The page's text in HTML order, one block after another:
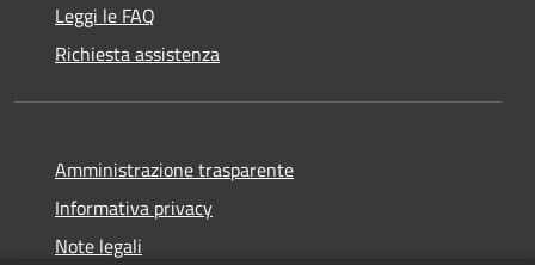
Leggi le FAQ
Richiesta assistenza
Amministrazione trasparente
Informativa privacy
Note legali